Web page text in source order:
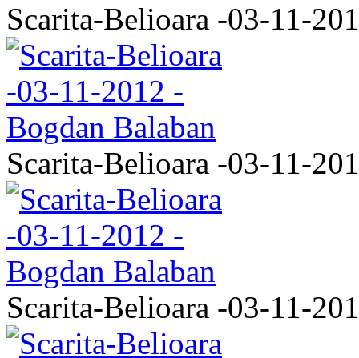
Scarita-Belioara -03-11-
Scarita-Belioara -03-11-
Scarita-Belioara -03-11-